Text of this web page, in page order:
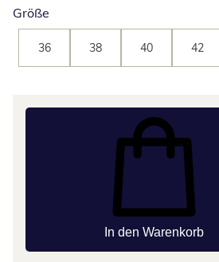
Größe
36 38 40 42
In den Warenkorb